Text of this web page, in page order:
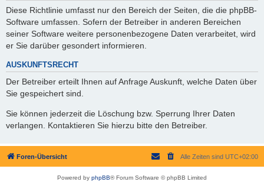
Diese Richtlinie umfasst nur den Bereich der Seiten, die die phpBB-
Software umfassen. Sofern der Betreiber in anderen Bereichen
seiner Software weitere personenbezogene Daten verarbeitet, wird
er Sie darüber gesondert informieren.
AUSKUNFTSRECHT
Der Betreiber erteilt Ihnen auf Anfrage Auskunft, welche Daten über
Sie gespeichert sind.
Sie können jederzeit die Löschung bzw. Sperrung Ihrer Daten
verlangen. Kontaktieren Sie hierzu bitte den Betreiber.
Foren-Übersicht Alle Zeiten sind UTC+02:00
Powered by phpBB® Forum Software © phpBB Limited